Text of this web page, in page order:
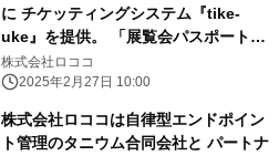
に チケッティングシステム『tike-
uke』を提供。 「展覧会パスポート
(年間パスポート)」の電子化を実現！
株式会社ロココ
2025年2月27日 10:00
株式会社ロココは自律型エンドポイン
ト管理のタニウム合同会社と パートナ